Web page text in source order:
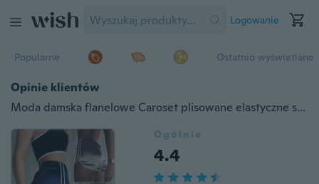
Logowanie
Popularne Ostatnio wyświetlane
Opinie klientów
Moda damska flanelowe Caroset plisowane elastyczne spodenki z wysokim stanem
Ogólnie
4.4